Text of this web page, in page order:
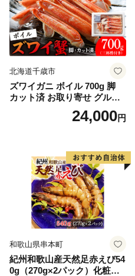
北海道千歳市
ズワイガニ ボイル 700g 脚
カット済 お取り寄せ グルメ
【北海道】【札幌バルナバフ
24,000円
和歌山県串本町
紀州和歌山産天然足赤えび54
0g（270g×2パック）化粧箱